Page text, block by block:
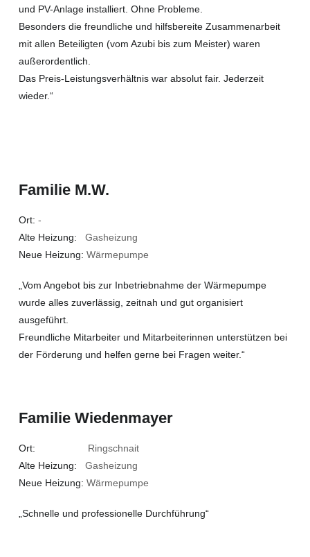
und PV-Anlage installiert. Ohne Probleme.
Besonders die freundliche und hilfsbereite Zusammenarbeit
mit allen Beteiligten (vom Azubi bis zum Meister) waren
außerordentlich.
Das Preis-Leistungsverhältnis war absolut fair. Jederzeit
wieder.“
Familie M.W.
Ort: -
Alte Heizung: Gasheizung
Neue Heizung: Wärmepumpe
„Vom Angebot bis zur Inbetriebnahme der Wärmepumpe
wurde alles zuverlässig, zeitnah und gut organisiert
ausgeführt.
Freundliche Mitarbeiter und Mitarbeiterinnen unterstützen bei
der Förderung und helfen gerne bei Fragen weiter.“
Familie Wiedenmayer
Ort: Ringschnait
Alte Heizung: Gasheizung
Neue Heizung: Wärmepumpe
„Schnelle und professionelle Durchführung“